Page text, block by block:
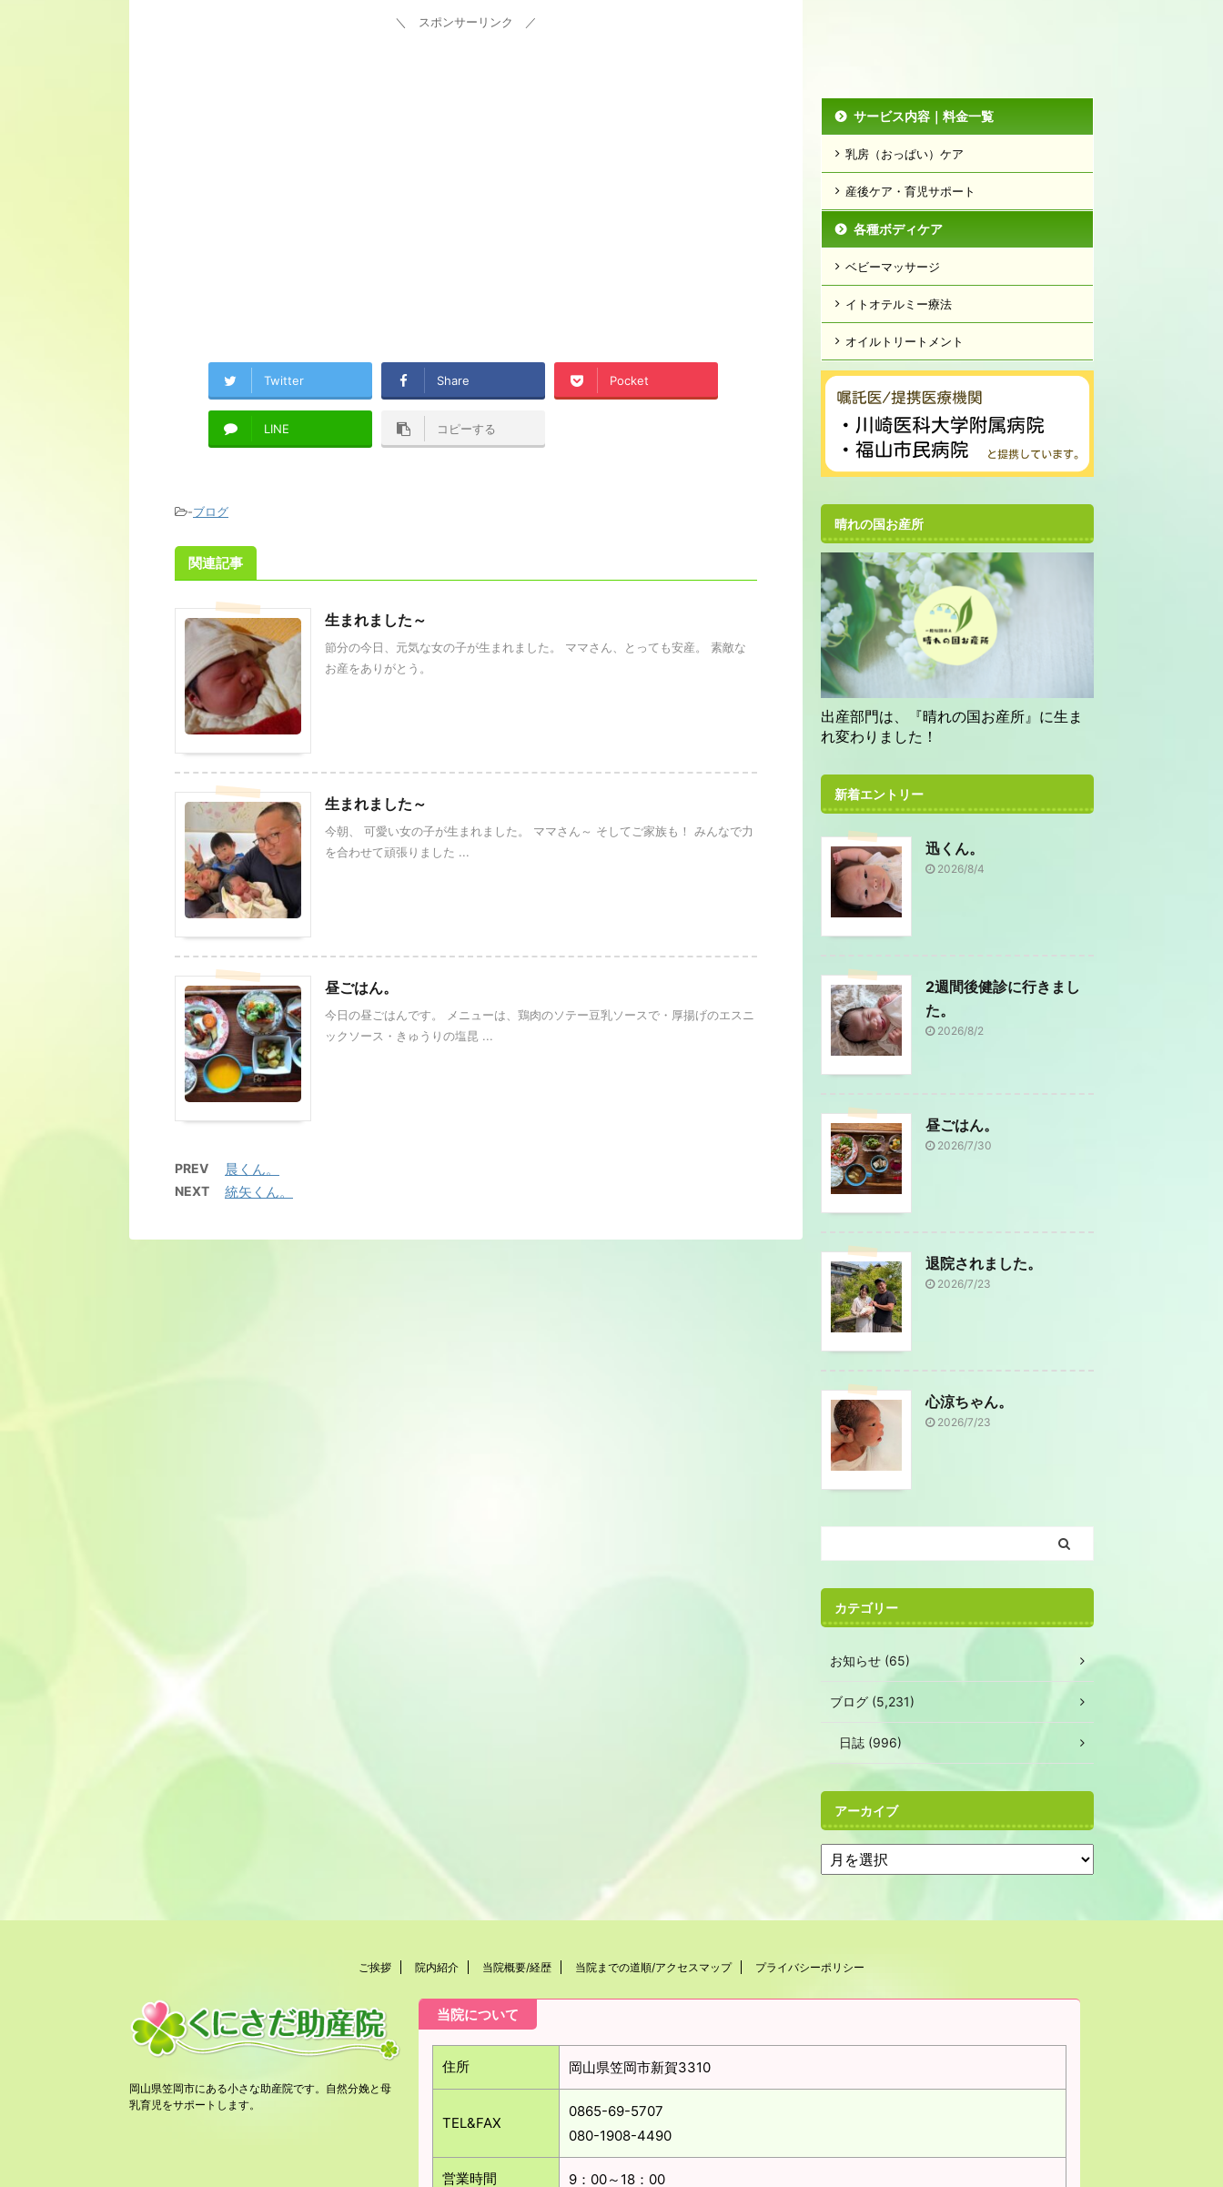
＼ スポンサーリンク ／
Twitter Share Pocket
LINE コピーする
-ブログ
関連記事
生まれました～
節分の今日、元気な女の子が生まれました。 ママさん、とっても安産。 素敵な
お産をありがとう。
生まれました～
今朝、 可愛い女の子が生まれました。 ママさん～ そしてご家族も！ みんなで力
を合わせて頑張りました ...
昼ごはん。
今日の昼ごはんです。 メニューは、鶏肉のソテー豆乳ソースで・厚揚げのエスニ
ックソース・きゅうりの塩昆 ...
PREV 晨くん。
NEXT 統矢くん。
サービス内容｜料金一覧
乳房（おっぱい）ケア
産後ケア・育児サポート
各種ボディケア
ベビーマッサージ
イトオテルミー療法
オイルトリートメント
晴れの国お産所
出産部門は、『晴れの国お産所』に生ま
れ変わりました！
新着エントリー
迅くん。
2026/8/4
2週間後健診に行きまし
た。
2026/8/2
昼ごはん。
2026/7/30
退院されました。
2026/7/23
心涼ちゃん。
2026/7/23
カテゴリー
お知らせ (65)
ブログ (5,231)
日誌 (996)
アーカイブ
ご挨拶 院内紹介 当院概要/経歴 当院までの道順/アクセスマップ プライバシーポリシー
当院について
住所 岡山県笠岡市新賀3310
TEL&FAX
0865-69-5707
080-1908-4490
営業時間 9：00～18：00
岡山県笠岡市にある小さな助産院です。自然分娩と母
乳育児をサポートします。